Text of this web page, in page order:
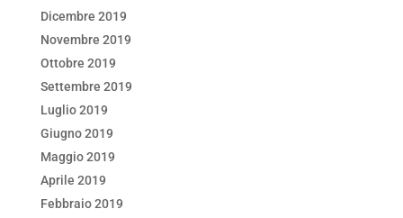
Dicembre 2019
Novembre 2019
Ottobre 2019
Settembre 2019
Luglio 2019
Giugno 2019
Maggio 2019
Aprile 2019
Febbraio 2019